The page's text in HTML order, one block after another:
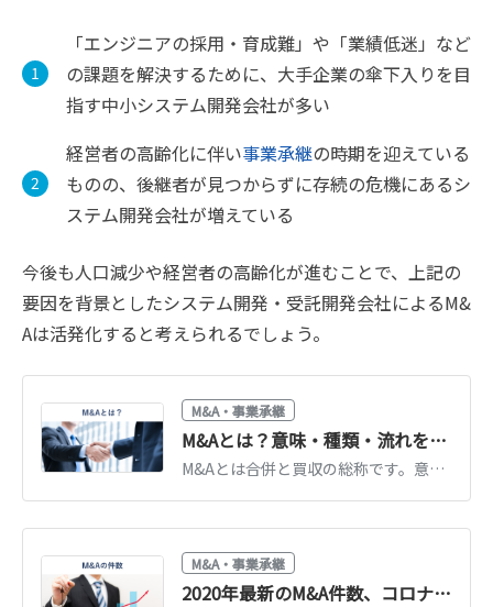
「エンジニアの採用・育成難」や「業績低迷」など
の課題を解決するために、大手企業の傘下入りを目
指す中小システム開発会社が多い
経営者の高齢化に伴い事業承継の時期を迎えている
ものの、後継者が見つからずに存続の危機にあるシ
ステム開発会社が増えている
今後も人口減少や経営者の高齢化が進むことで、上記の
要因を背景としたシステム開発・受託開発会社によるM&
Aは活発化すると考えられるでしょう。
M&A・事業承継
M&Aとは？意味・種類・流れを図解でわかりやすく解説【2026年最新】
M&Aとは合併と買収の総称です。意味・目的・手法の種類・進め方の流れを図解でわかりやすく解説。中小企業の事業承継での活用や2026年の最新動向もまとめています。
M&A・事業承継
2020年最新のM&A件数、コロナ禍以降の推移を振り返る